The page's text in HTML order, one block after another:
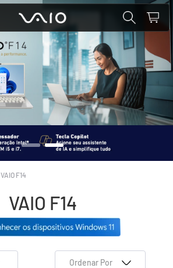
VAIO F14
VAIO F14
Ordenar Por